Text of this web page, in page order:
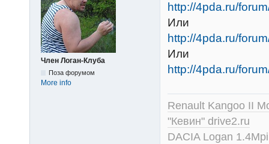
Член Логан-Клуба
Поза форумом
More info
http://4pda.ru/
Или
http://4pda.ru/
Или
http://4pda.ru/
Renault Kangoo II
"Кевин" drive2.ru
DACIA Logan